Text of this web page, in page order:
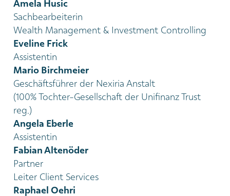
Amela Husic
Sachbearbeiterin
Wealth Management & Investment Controlling
Eveline Frick
Assistentin
Mario Birchmeier
Geschäftsführer der Nexiria Anstalt
(100% Tochter-Gesellschaft der Unifinanz Trust
reg.)
Angela Eberle
Assistentin
Fabian Altenöder
Partner
Leiter Client Services
Raphael Oehri